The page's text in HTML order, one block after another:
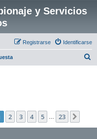
y Servicios
Identificarse
Registrarse
de 23
2 3 4 5 23